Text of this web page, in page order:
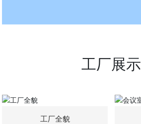
工厂展示
工厂全貌